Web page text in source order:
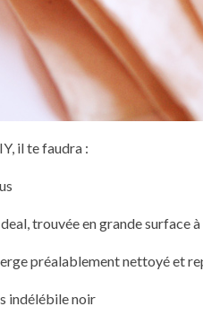
il te faudra :
trouvée en grande surface
préalablement nettoyé et
indélébile noir